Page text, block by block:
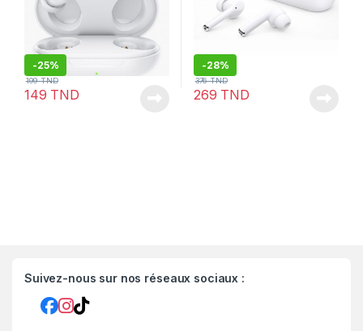
-25%
149 TND
199TND
-28%
269 TND
376TND
Suivez-nous sur nos réseaux sociaux :